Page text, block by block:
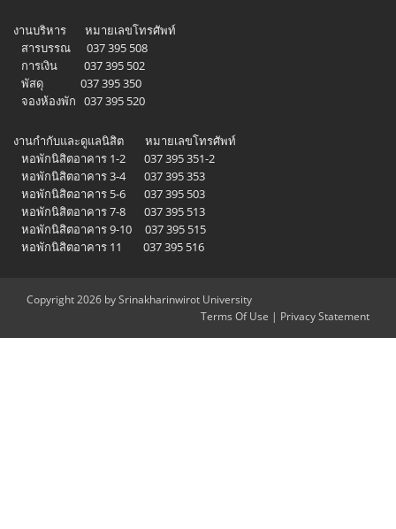
งานบริหาร หมายเลขโทรศัพท์
สารบรรณ 037 395 508
การเงิน 037 395 502
พัสดุ 037 395 350
จองห้องพัก 037 395 520
งานกำกับและดูแลนิสิต หมายเลขโทรศัพท์
หอพักนิสิตอาคาร 1-2 037 395 351-2
หอพักนิสิตอาคาร 3-4 037 395 353
หอพักนิสิตอาคาร 5-6 037 395 503
หอพักนิสิตอาคาร 7-8 037 395 513
หอพักนิสิตอาคาร 9-10 037 395 515
หอพักนิสิตอาคาร 11 037 395 516
Copyright 2026 by Srinakharinwirot University
Terms Of Use | Privacy Statement